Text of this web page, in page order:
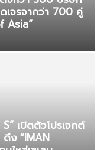
เจรจากว่า 700 คู่
Asia”
เปิดตัวโปรเจกต์
ดึง “IMAN